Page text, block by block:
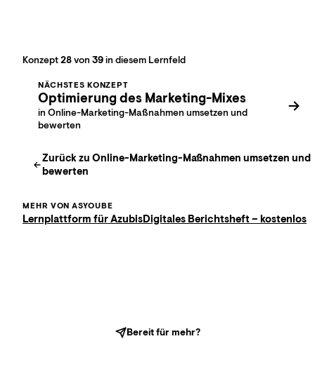
Konzept28von 39in diesem Lernfeld
NÄCHSTES KONZEPT
Optimierung des Marketing-Mixes
in Online-Marketing-Maßnahmen umsetzen und
bewerten
Zurück zuOnline-Marketing-Maßnahmen umsetzen und
bewerten
MEHR VON ASYOUBE
Lernplattform für AzubisDigitales Berichtsheft – kostenlos
Bereit für mehr?